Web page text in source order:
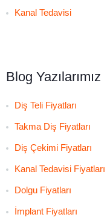
Kanal Tedavisi
Blog Yazılarımız
Diş Teli Fiyatları
Takma Diş Fiyatları
Diş Çekimi Fiyatları
Kanal Tedavisi Fiyatları
Dolgu Fiyatları
İmplant Fiyatları